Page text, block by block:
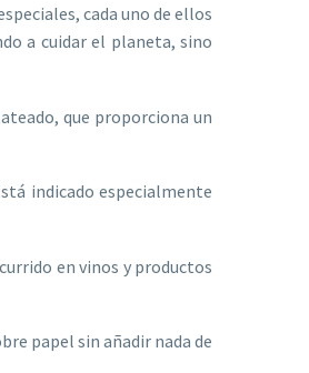
cada uno de ellos
a cuidar el planeta, sino
que proporciona un
indicado especialmente
en vinos y productos
papel sin añadir nada de